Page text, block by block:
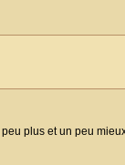
plus et un peu